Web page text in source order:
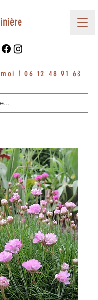
moi !06 12 48 91 68